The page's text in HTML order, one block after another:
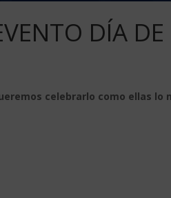
DÍA
celebrarlo como ellas